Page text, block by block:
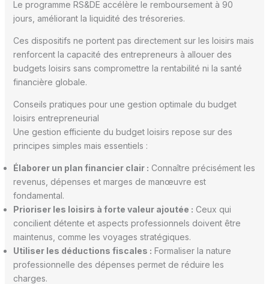
Le programme RS&DE accélère le remboursement à 90
jours, améliorant la liquidité des trésoreries.
Ces dispositifs ne portent pas directement sur les loisirs mais
renforcent la capacité des entrepreneurs à allouer des
budgets loisirs sans compromettre la rentabilité ni la santé
financière globale.
Conseils pratiques pour une gestion optimale du budget
loisirs entrepreneurial
Une gestion efficiente du budget loisirs repose sur des
principes simples mais essentiels :
Élaborer un plan financier clair : Connaître précisément les
revenus, dépenses et marges de manœuvre est
fondamental.
Prioriser les loisirs à forte valeur ajoutée : Ceux qui
concilient détente et aspects professionnels doivent être
maintenus, comme les voyages stratégiques.
Utiliser les déductions fiscales : Formaliser la nature
professionnelle des dépenses permet de réduire les
charges.